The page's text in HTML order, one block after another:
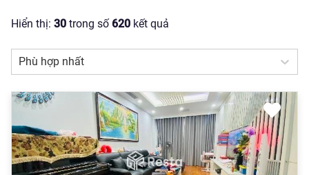
Hiển thị: 30 trong số 620 kết quả
Phù hợp nhất